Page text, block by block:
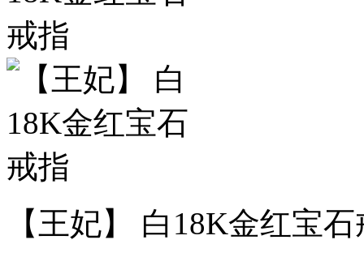
【王妃】 白18K金红宝